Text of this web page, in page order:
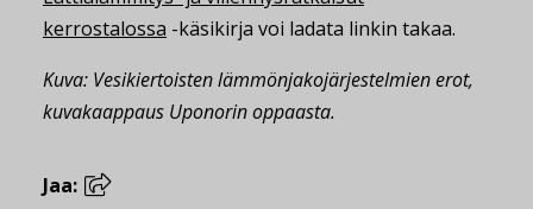
kerrostalossa -käsikirja voi ladata linkin takaa.
Kuva: Vesikiertoisten lämmönjakojärjestelmien erot,
kuvakaappaus Uponorin oppaasta.
Jaa: